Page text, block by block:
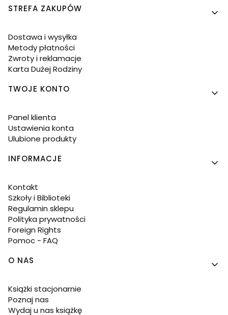
Linki w stopce
STREFA ZAKUPÓW
Dostawa i wysyłka
Metody płatności
Zwroty i reklamacje
Karta Dużej Rodziny
TWOJE KONTO
Panel klienta
Ustawienia konta
Ulubione produkty
INFORMACJE
Kontakt
Szkoły i Biblioteki
Regulamin sklepu
Polityka prywatności
Foreign Rights
Pomoc - FAQ
O NAS
Książki stacjonarnie
Poznaj nas
Wydaj u nas książkę